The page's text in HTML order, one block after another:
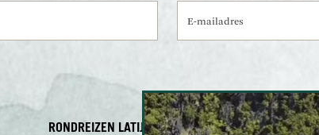
RONDREIZEN LATIJNS-AMERIKA MEEST